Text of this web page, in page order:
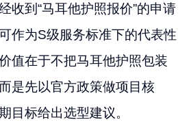
收到“马耳他护照报价”的申请
作为S级服务标准下的代表性
值在于不把马耳他护照包装
是先以官方政策做项目核
目标给出选型建议。